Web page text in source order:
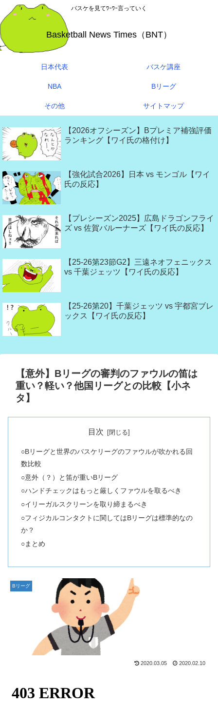
バスケを見てﾜｰﾜｰ言っていく
Basketball News Times（BNT）
日本代表 バスケ講座
NBA Bリーグ
その他 サイトマップ
【2026オフシーズン】Bプレミア補強評価
ランキング【ワイ氏の格付け】
【強化試合2026】日本 vs モンゴル【ワイ
氏の反応】
【プレシーズン2025】広島ドラゴンフライ
ズ vs 佐賀バルーナーズ【ワイ氏の反応】
【25-26第23節G2】三遠ネオフェニックス
vs 千葉ジェッツ【ワイ氏の反応】
【25-26第20】千葉ジェッツ vs 宇都宮ブレ
ックス【ワイ氏の反応】
【意外】Bリーグの審判のファウルの笛は
重い？軽い？他国リーグとの比較【小ネ
タ】
目次
○Bリーグと世界のバスケリーグのファウルが吹かれる回
数比較
○意外（？）と笛が重いBリーグ
○ハンドチェックはもっと厳しくファウルを取るべき
○イリーガルスクリーンを取り締まるべき
○フィジカルコンタクトに関してはBリーグは標準的なの
か？
○まとめ
Bリーグ
2020.03.05 2020.02.10